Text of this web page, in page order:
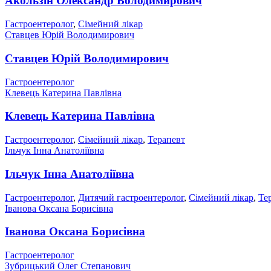
Гастроентеролог, Сімейний лікар
Ставцев Юрій Володимирович
Ставцев Юрій Володимирович
Гастроентеролог
Клевець Катерина Павлівна
Клевець Катерина Павлівна
Гастроентеролог, Сімейний лікар, Терапевт
Ільчук Інна Анатоліївна
Ільчук Інна Анатоліївна
Гастроентеролог, Дитячий гастроентеролог, Сімейний лікар,
Іванова Оксана Борисівна
Іванова Оксана Борисівна
Гастроентеролог
Зубрицький Олег Степанович